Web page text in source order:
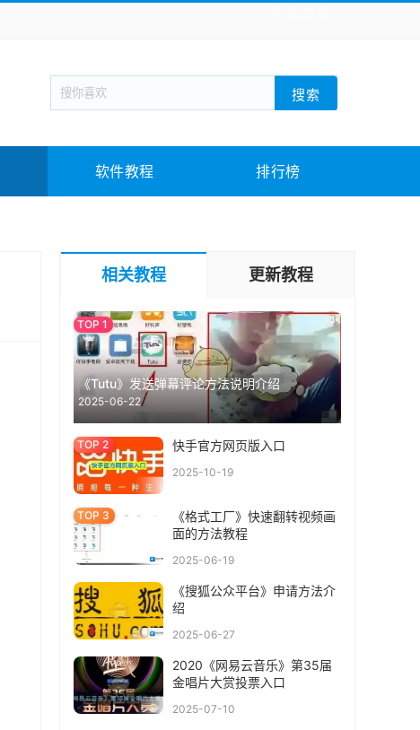
新闻阅读 旅游出行 生活实用
战棋游戏 枪战射击 模拟经营
教育教学 游戏娱乐 系统软件 素材下载
搜索
软件教程 排行榜
相关教程 更新教程
《Tutu》发送弹幕评论方法说明介绍
2025-06-22
快手官方网页版入口
2025-10-19
《格式工厂》快速翻转视频画
面的方法教程
2025-06-19
《搜狐公众平台》申请方法介
绍
2025-06-27
2020《网易云音乐》第35届
金唱片大赏投票入口
2025-07-10